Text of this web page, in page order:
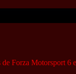
de Forza Motorsport 6